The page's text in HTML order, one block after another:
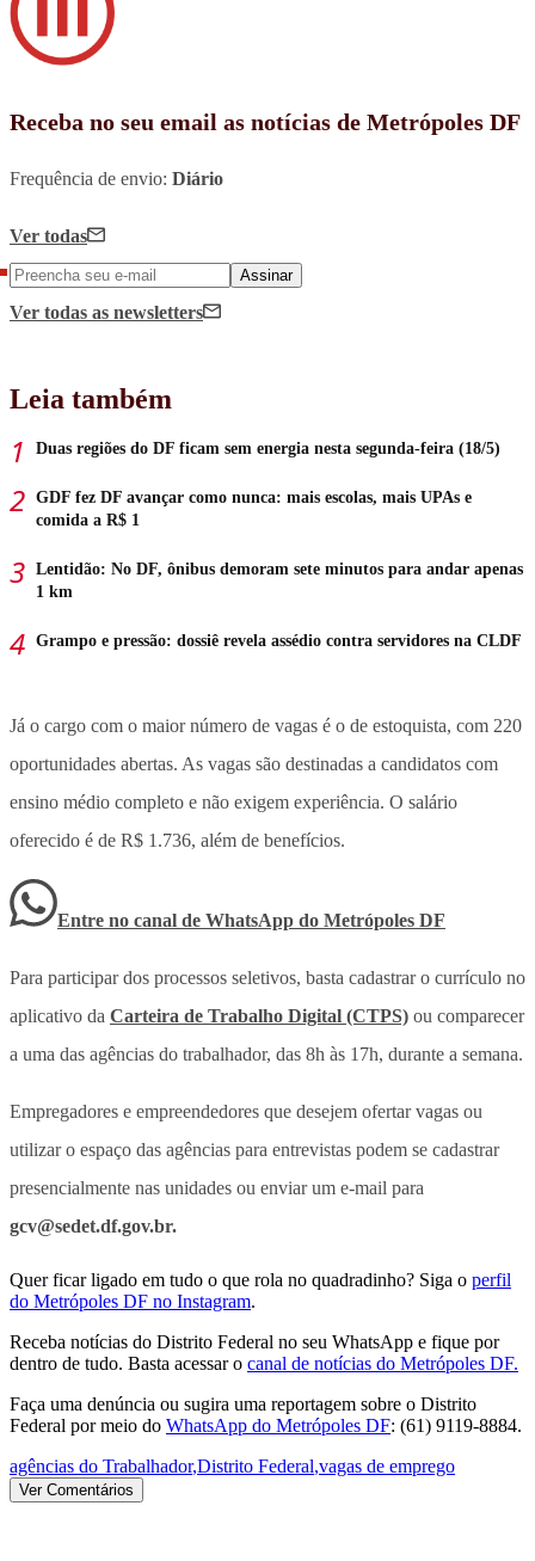
Receba no seu email as notícias de Metrópoles DF
Frequência de envio: Diário
Ver todas
Assinar
Ver todas as newsletters
Leia também
Duas regiões do DF ficam sem energia nesta segunda-feira (18/5)
GDF fez DF avançar como nunca: mais escolas, mais UPAs e
comida a R$ 1
Lentidão: No DF, ônibus demoram sete minutos para andar apenas
1 km
Grampo e pressão: dossiê revela assédio contra servidores na CLDF
Já o cargo com o maior número de vagas é o de estoquista, com 220
oportunidades abertas. As vagas são destinadas a candidatos com
ensino médio completo e não exigem experiência. O salário
oferecido é de R$ 1.736, além de benefícios.
Entre no canal de WhatsApp do Metrópoles DF
Para participar dos processos seletivos, basta cadastrar o currículo no
aplicativo da Carteira de Trabalho Digital (CTPS) ou comparecer
a uma das agências do trabalhador, das 8h às 17h, durante a semana.
Empregadores e empreendedores que desejem ofertar vagas ou
utilizar o espaço das agências para entrevistas podem se cadastrar
presencialmente nas unidades ou enviar um e-mail para
gcv@sedet.df.gov.br.
Quer ficar ligado em tudo o que rola no quadradinho? Siga o perfil
do Metrópoles DF no Instagram.
Receba notícias do Distrito Federal no seu WhatsApp e fique por
dentro de tudo. Basta acessar o canal de notícias do Metrópoles DF.
Faça uma denúncia ou sugira uma reportagem sobre o Distrito
Federal por meio do WhatsApp do Metrópoles DF: (61) 9119-8884.
agências do Trabalhador,Distrito Federal,vagas de emprego
Ver Comentários